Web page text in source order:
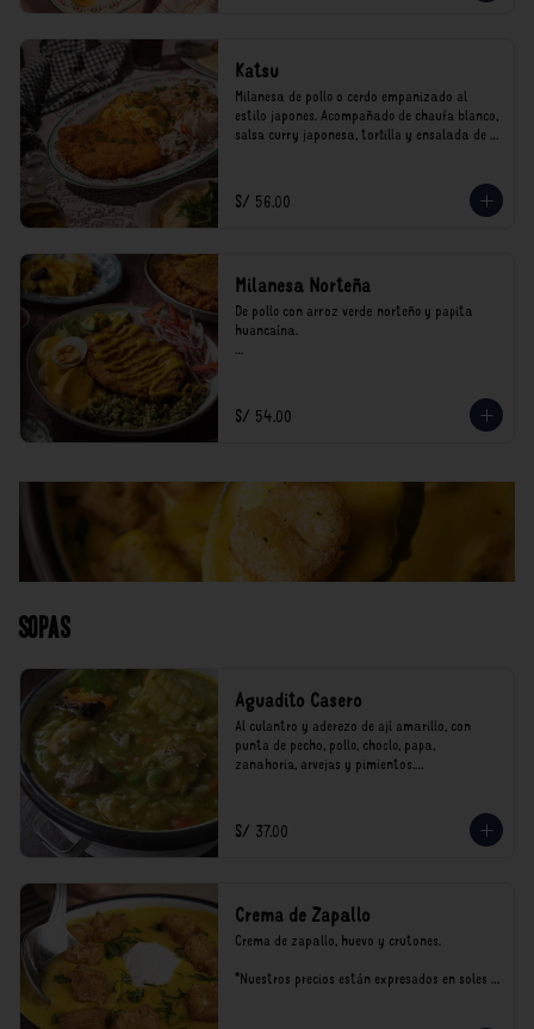
Katsu
Milanesa de pollo o cerdo empanizado al
estilo japones. Acompañado de chaufa blanco,
salsa curry japonesa, tortilla y ensalada de
*Nuestros precios están expresados en soles e
incluyen impuestos de ley y recargo al
S/ 56.00
Milanesa Norteña
De pollo con arroz verde norteño y papita
huancaína.
consumo.
S/ 54.00
Sopas
Aguadito Casero
Al culantro y aderezo de ají amarillo, con
punta de pecho, pollo, choclo, papa,
zanahoria, arvejas y pimientos.
incluyen impuestos de ley y recargo al
consumo.
S/ 37.00
Crema de Zapallo
Crema de zapallo, huevo y crutones.
*Nuestros precios están expresados en soles e